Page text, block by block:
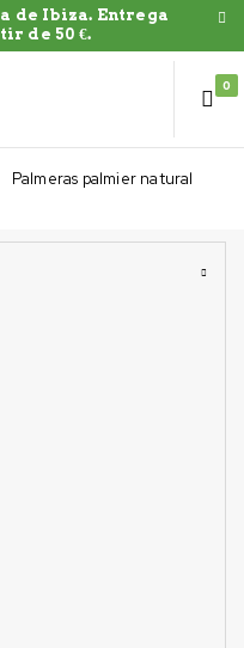
de Ibiza. Entrega
de 50 €.
0
Palmeras palmier natural